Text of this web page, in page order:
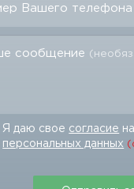
Вашего телефона
сообщение
Я даю свое согласие
персональных данных